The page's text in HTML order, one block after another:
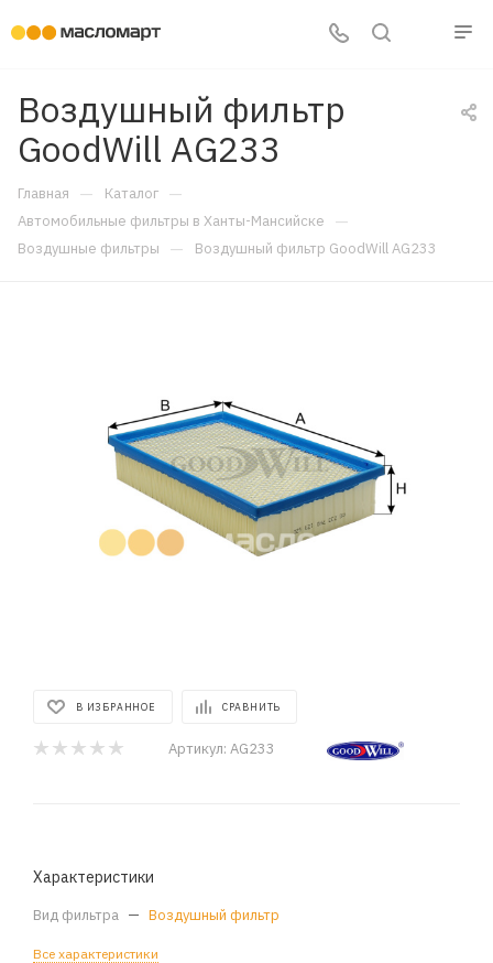
Воздушный фильтр
GoodWill AG233
Главная — Каталог —
Автомобильные фильтры в Ханты-Мансийске —
Воздушные фильтры — Воздушный фильтр GoodWill AG233
В ИЗБРАННОЕ СРАВНИТЬ
Артикул: AG233
Характеристики
Вид фильтра — Воздушный фильтр
Все характеристики